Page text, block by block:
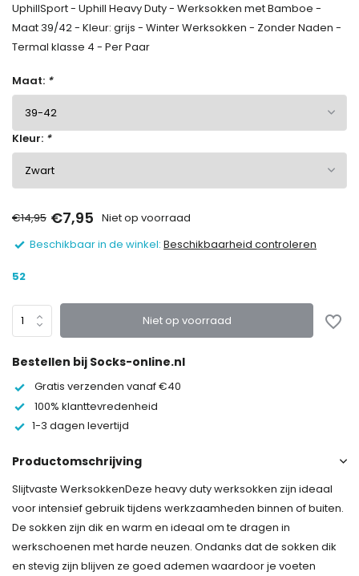
UphillSport - Uphill Heavy Duty - Werksokken met Bamboe -
Maat 39/42 - Kleur: grijs - Winter Werksokken - Zonder Naden -
Termal klasse 4 - Per Paar
Maat: *
Kleur: *
€14,95 €7,95 Niet op voorraad
Beschikbaar in de winkel: Beschikbaarheid controleren
52
Niet op voorraad
Bestellen bij Socks-online.nl
Gratis verzenden vanaf €40
100% klanttevredenheid
1-3 dagen levertijd
Productomschrijving
Slijtvaste WerksokkenDeze heavy duty werksokken zijn ideaal
voor intensief gebruik tijdens werkzaamheden binnen of buiten.
De sokken zijn dik en warm en ideaal om te dragen in
werkschoenen met harde neuzen. Ondanks dat de sokken dik
en stevig zijn blijven ze goed ademen waardoor je voeten